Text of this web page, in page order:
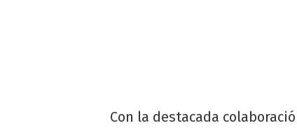
Con la destacada